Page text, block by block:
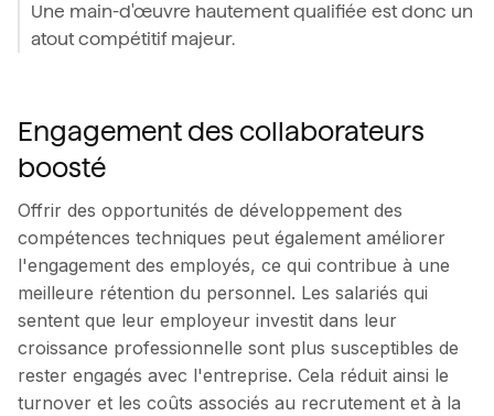
Une main-d'œuvre hautement qualifiée est donc un
atout compétitif majeur.
Engagement des collaborateurs
boosté
Offrir des opportunités de développement des
compétences techniques peut également améliorer
l'engagement des employés, ce qui contribue à une
meilleure rétention du personnel. Les salariés qui
sentent que leur employeur investit dans leur
croissance professionnelle sont plus susceptibles de
rester engagés avec l'entreprise. Cela réduit ainsi le
turnover et les coûts associés au recrutement et à la